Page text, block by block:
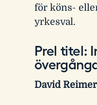
för köns-
yrkesval.
Prel titel:
David Reimer